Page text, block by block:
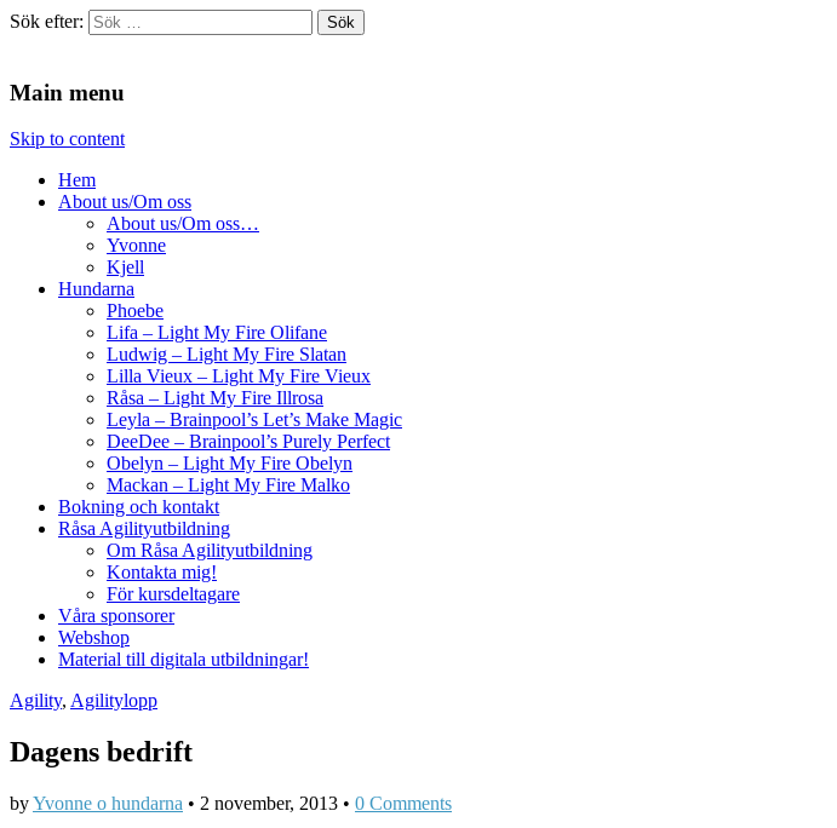
Sök efter:
Main menu
Skip to content
Hem
About us/Om oss
About us/Om oss…
Yvonne
Kjell
Hundarna
Phoebe
Lifa – Light My Fire Olifane
Ludwig – Light My Fire Slatan
Lilla Vieux – Light My Fire Vieux
Råsa – Light My Fire Illrosa
Leyla – Brainpool’s Let’s Make Magic
DeeDee – Brainpool’s Purely Perfect
Obelyn – Light My Fire Obelyn
Mackan – Light My Fire Malko
Bokning och kontakt
Råsa Agilityutbildning
Om Råsa Agilityutbildning
Kontakta mig!
För kursdeltagare
Våra sponsorer
Webshop
Material till digitala utbildningar!
Agility, Agilitylopp
Dagens bedrift
byYvonne o hundarna • 2 november, 2013 • 0 Comments